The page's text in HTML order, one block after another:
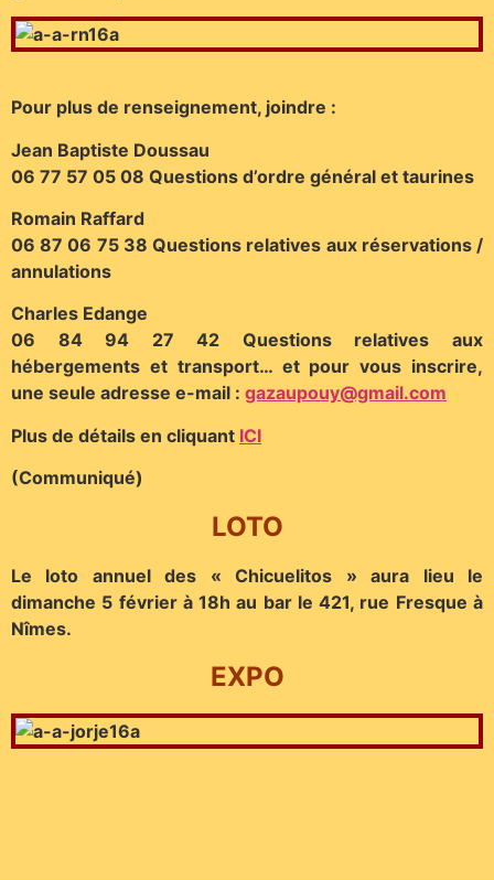
Pour plus de renseignement, joindre :
Jean Baptiste Doussau
06 77 57 05 08 Questions d’ordre général et taurines
Romain Raffard
06 87 06 75 38 Questions relatives aux réservations /
annulations
Charles Edange
06 84 94 27 42 Questions relatives aux
hébergements et transport… et pour vous inscrire,
une seule adresse e-mail : gazaupouy@gmail.com
Plus de détails en cliquant ICI
(Communiqué)
LOTO
Le loto annuel des « Chicuelitos » aura lieu le
dimanche 5 février à 18h au bar le 421, rue Fresque à
Nîmes.
EXPO